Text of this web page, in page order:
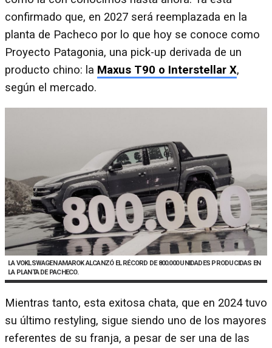
confirmado que, en 2027 será reemplazada en la
planta de Pacheco por lo que hoy se conoce como
Proyecto Patagonia, una pick-up derivada de un
producto chino: la Maxus T90 o Interstellar X,
según el mercado.
LA VOKLSWAGEN AMAROK ALCANZÓ EL RÉCORD DE 800.000 UNIDADES PRODUCIDAS EN
LA PLANTA DE PACHECO.
Mientras tanto, esta exitosa chata, que en 2024 tuvo
su último restyling, sigue siendo uno de los mayores
referentes de su franja, a pesar de ser una de las